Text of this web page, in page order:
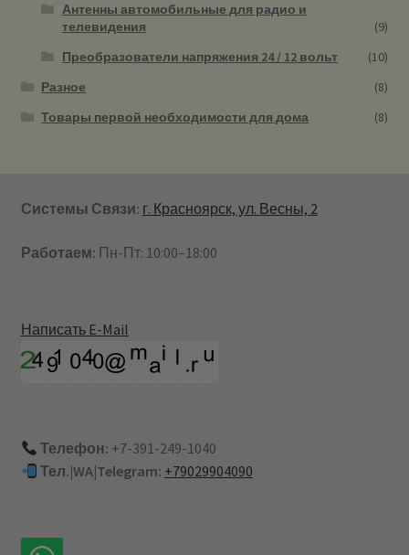
Антенны автомобильные для радио и
телевидения
(9)
Преобразователи напряжения 24 / 12 вольт
(10)
Разное
(8)
Товары первой необходимости для дома
(8)
Системы Связи: г. Красноярск, ул. Весны, 2
Работаем: Пн-Пт: 10:00–18:00
Написать E-Mail
Телефон: +7-391-249-1040
Тел.|WA|Telegram: +79029904090